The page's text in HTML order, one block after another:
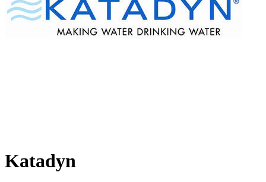
Katadyn